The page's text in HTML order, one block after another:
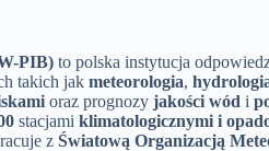
PIB) to polska instytucja
takich jak meteorologia,
oraz prognozy jakości wód i
stacjami klimatologicznymi i
z Światową Organizacją